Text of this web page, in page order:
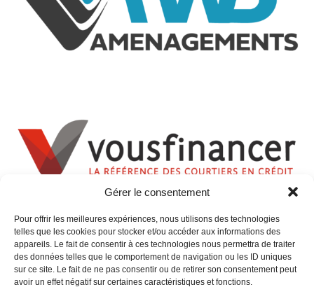
Gérer le consentement
Pour offrir les meilleures expériences, nous utilisons des technologies
telles que les cookies pour stocker et/ou accéder aux informations des
appareils. Le fait de consentir à ces technologies nous permettra de traiter
des données telles que le comportement de navigation ou les ID uniques
sur ce site. Le fait de ne pas consentir ou de retirer son consentement peut
avoir un effet négatif sur certaines caractéristiques et fonctions.